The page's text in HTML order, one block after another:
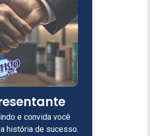
e convida você
história de sucesso.